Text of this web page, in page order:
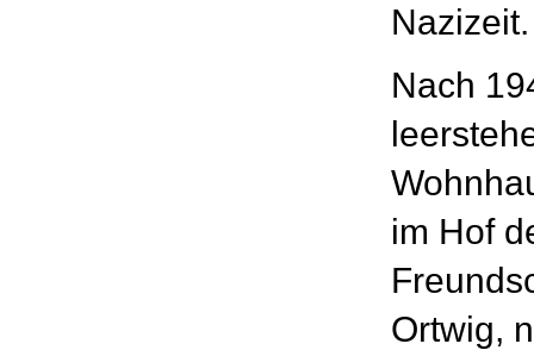
Nazizeit.
Nach
im Hof
Ortwig,